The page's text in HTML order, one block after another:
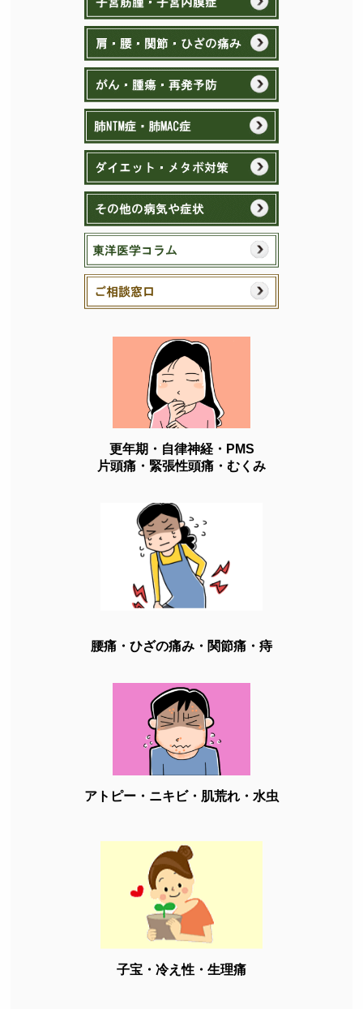
更年期・自律神経・PMS
片頭痛・緊張性頭痛・むくみ
腰痛・ひざの痛み・関節痛・痔
アトピー・ニキビ・肌荒れ・水虫
子宝・冷え性・生理痛